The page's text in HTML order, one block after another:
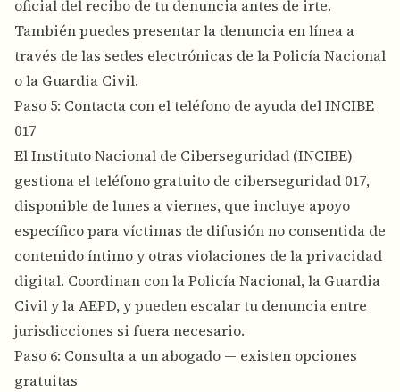
oficial del recibo de tu denuncia antes de irte.
También puedes presentar la denuncia en línea a
través de las sedes electrónicas de la Policía Nacional
o la Guardia Civil.
Paso 5: Contacta con el teléfono de ayuda del INCIBE
017
El Instituto Nacional de Ciberseguridad (INCIBE)
gestiona el teléfono gratuito de ciberseguridad 017,
disponible de lunes a viernes, que incluye apoyo
específico para víctimas de difusión no consentida de
contenido íntimo y otras violaciones de la privacidad
digital. Coordinan con la Policía Nacional, la Guardia
Civil y la AEPD, y pueden escalar tu denuncia entre
jurisdicciones si fuera necesario.
Paso 6: Consulta a un abogado — existen opciones
gratuitas